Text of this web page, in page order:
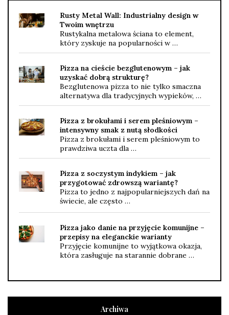
Rusty Metal Wall: Industrialny design w
Twoim wnętrzu
Rustykalna metalowa ściana to element,
który zyskuje na popularności w …
Pizza na cieście bezglutenowym – jak
uzyskać dobrą strukturę?
Bezglutenowa pizza to nie tylko smaczna
alternatywa dla tradycyjnych wypieków, …
Pizza z brokułami i serem pleśniowym –
intensywny smak z nutą słodkości
Pizza z brokułami i serem pleśniowym to
prawdziwa uczta dla …
Pizza z soczystym indykiem – jak
przygotować zdrowszą wariantę?
Pizza to jedno z najpopularniejszych dań na
świecie, ale często …
Pizza jako danie na przyjęcie komunijne –
przepisy na eleganckie warianty
Przyjęcie komunijne to wyjątkowa okazja,
która zasługuje na starannie dobrane …
Archiwa